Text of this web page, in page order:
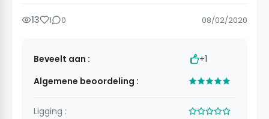
13 1 0 08/02/2020
Beveelt aan :
+1
Algemene beoordeling :
Ligging :